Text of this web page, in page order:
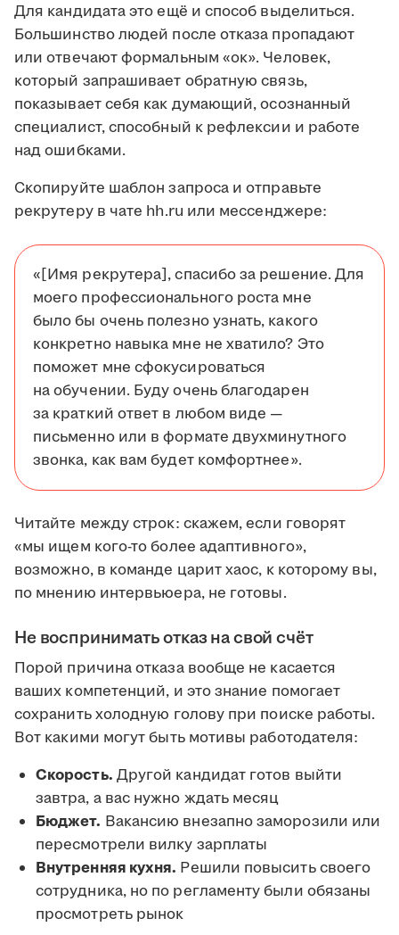
Для кандидата это ещё и способ выделиться.
Большинство людей после отказа пропадают
или отвечают формальным «ок». Человек,
который запрашивает обратную связь,
показывает себя как думающий, осознанный
специалист, способный к рефлексии и работе
над ошибками.
Скопируйте шаблон запроса и отправьте
рекрутеру в чате hh.ru или мессенджере:
«[Имя рекрутера], спасибо за решение. Для
моего профессионального роста мне
было бы очень полезно узнать, какого
конкретно навыка мне не хватило? Это
поможет мне сфокусироваться
на обучении. Буду очень благодарен
за краткий ответ в любом виде —
письменно или в формате двухминутного
звонка, как вам будет комфортнее».
Читайте между строк: скажем, если говорят
«мы ищем кого-то более адаптивного»,
возможно, в команде царит хаос, к которому вы,
по мнению интервьюера, не готовы.
Не воспринимать отказ на свой счёт
Порой причина отказа вообще не касается
ваших компетенций, и это знание помогает
сохранить холодную голову при поиске работы.
Вот какими могут быть мотивы работодателя:
Скорость. Другой кандидат готов выйти
завтра, а вас нужно ждать месяц
Бюджет. Вакансию внезапно заморозили или
пересмотрели вилку зарплаты
Внутренняя кухня. Решили повысить своего
сотрудника, но по регламенту были обязаны
просмотреть рынок